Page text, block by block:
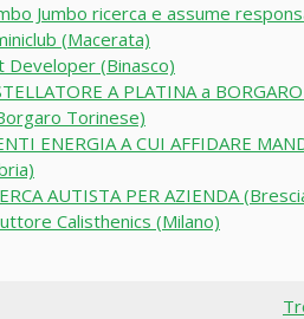
Jumbo ricerca e assume
(Macerata)
Developer (Binasco)
A PLATINA a
Torinese)
ENERGIA A CUI AFFIDARE
AUTISTA PER AZIENDA
Calisthenics (Milano)